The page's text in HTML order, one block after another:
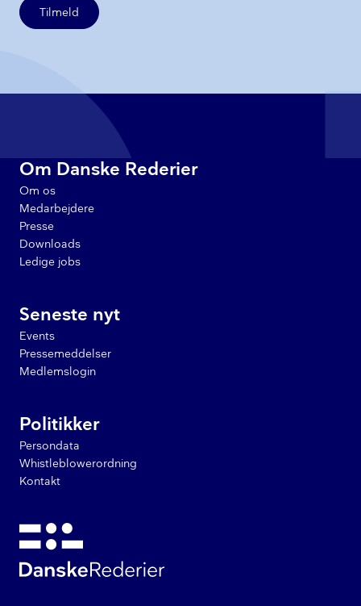
Tilmeld
Om Danske Rederier
Om os
Medarbejdere
Presse
Downloads
Ledige jobs
Seneste nyt
Events
Pressemeddelser
Medlemslogin
Politikker
Persondata
Whistleblowerordning
Kontakt